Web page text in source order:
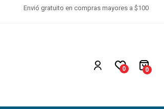
Envió gratuito en compras mayores a $100
0 0